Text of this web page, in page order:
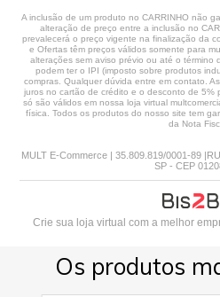
A inclusão de um produto no CARRINHO não
alteração de preço entre a inclusão no
prevalecerá o preço vigente na finalização da
e Ofertas têm preços válidos somente para
alterações sem aviso prévio ou até o término
podem ter o IPI (imposto sobre produtos
compras. Qualquer dúvida entre em contato.
juros no cartão de crédito e o desconto de 5%
só são válidos em nossa loja virtual
física. Todos os produtos do nosso site tem
da Nota
MULT E-Commerce | 35.809.819/0001-89
SP - CEP
Crie sua loja virtual com a melhor
Os produtos